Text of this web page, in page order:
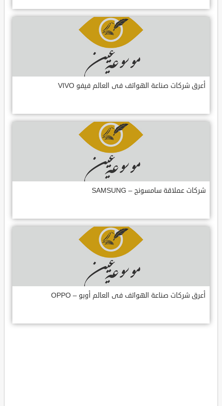
أعرق شركات صناعة الهواتف فى العالم فيفو VIVO
شركات عملاقة سامسونج – SAMSUNG
أعرق شركات صناعة الهواتف فى العالم أوبو – OPPO